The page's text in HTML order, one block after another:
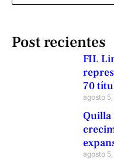
Post recientes
FIL
70
agosto
Quilla
agosto